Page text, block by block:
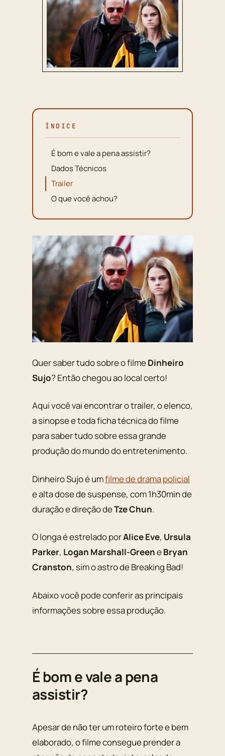
ÍNDICE
É bom e vale a pena assistir?
Dados Técnicos
Trailer
O que você achou?
Quer saber tudo sobre o filmeDinheiro
Sujo? Então chegou ao local certo!
Aqui você vai encontrar o trailer, o elenco,
a sinopse e toda ficha técnica do filme
para saber tudo sobre essa grande
produção do mundo do entretenimento.
Dinheiro Sujo é umfilme de dramapolicial
e alta dose de suspense, com 1h30min de
duração e direção deTze Chun.
O longa é estrelado porAlice Eve, Ursula
Parker, Logan Marshall-GreeneBryan
Cranston, sim o astro de Breaking Bad!
Abaixo você pode conferir as principais
informações sobre essa produção.
É bom e vale a pena
assistir?
Apesar de não ter um roteiro forte e bem
elaborado, o filme consegue prender a